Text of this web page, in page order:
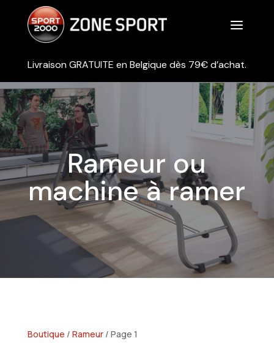
a
Livraison GRATUITE en Belgique dès 79€ d’achat.
Rameur ou
machine à ramer
Boutique / Rameur/ Page 1